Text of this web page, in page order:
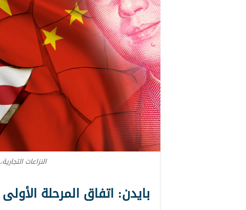
النزاعات
بايدن: اتفاق المرحلة